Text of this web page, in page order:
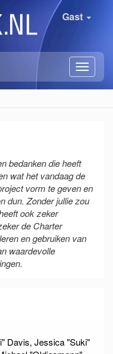
Gast
bedanken die heeft
wat het vandaag de
vorm te geven en
dun. Zonder jullie zou
ook zeker
de Charter
en gebruiken van
waardevolle
Davis, Jessica "Suki"